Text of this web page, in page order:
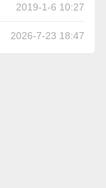
2019-1-6 10:27
2026-7-23 18:47